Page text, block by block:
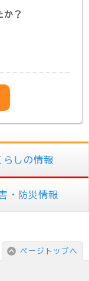
か？
らしの情報
・防災情報
ページトップへ